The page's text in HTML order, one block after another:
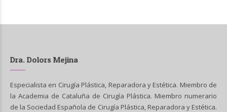
Dra. Dolors Mejina
Especialista en Cirugía Plástica, Reparadora y Estética. Miembro de
la Academia de Cataluña de Cirugía Plástica. Miembro numerario
de la Sociedad Española de Cirugía Plástica, Reparadora y Estética.